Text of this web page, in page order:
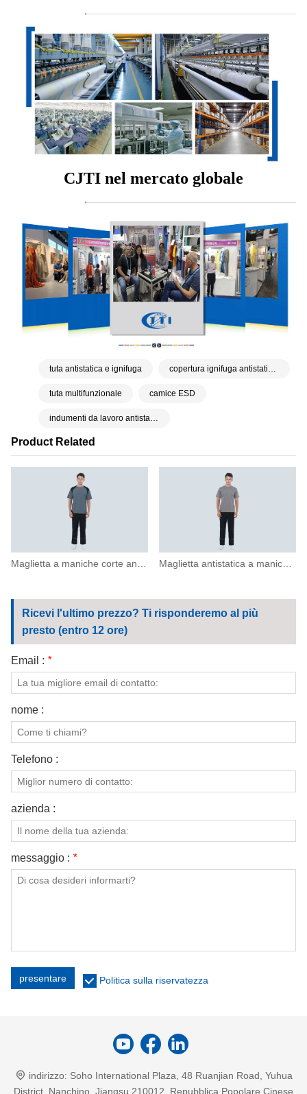
Product Related
Maglietta a maniche corte antibatterica e antistatica Maglietta antistatica a maniche corte con scollo tondo
CJTI nel mercato globale
tuta antistatica e ignifuga copertura ignifuga antistatica per tutti
tuta multifunzionale camice ESD
indumenti da lavoro antistatici e ignifughi
Ricevi l'ultimo prezzo? Ti risponderemo al più
presto (entro 12 ore)
Email : *
nome :
Telefono :
azienda :
messaggio : *
presentare Politica sulla riservatezza
indirizzo: Soho International Plaza, 48 Ruanjian Road, Yuhua
District, Nanchino, Jiangsu 210012, Repubblica Popolare Cinese